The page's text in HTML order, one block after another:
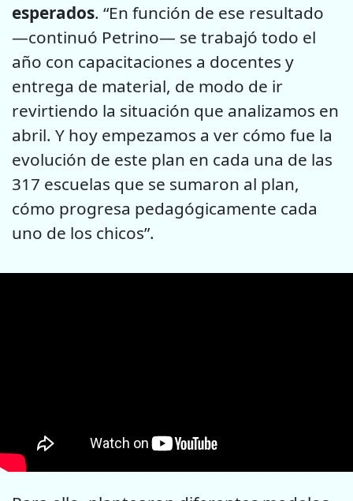
esperados. “En función de ese resultado
—continuó Petrino— se trabajó todo el
año con capacitaciones a docentes y
entrega de material, de modo de ir
revirtiendo la situación que analizamos en
abril. Y hoy empezamos a ver cómo fue la
evolución de este plan en cada una de las
317 escuelas que se sumaron al plan,
cómo progresa pedagógicamente cada
uno de los chicos”.